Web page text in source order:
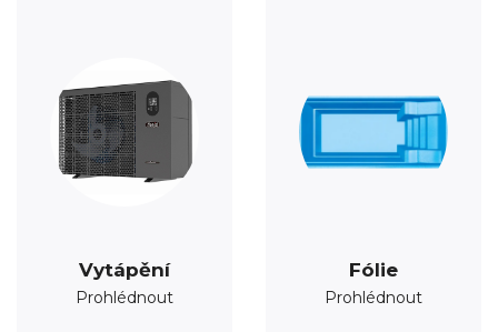
Vytápění
Prohlédnout
Fólie
Prohlédnout